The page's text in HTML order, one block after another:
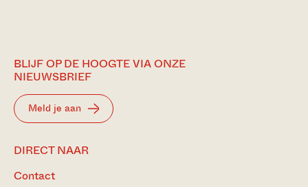
BLIJF OP DE HOOGTE VIA ONZE
NIEUWSBRIEF
Meld je aan
DIRECT NAAR
Contact